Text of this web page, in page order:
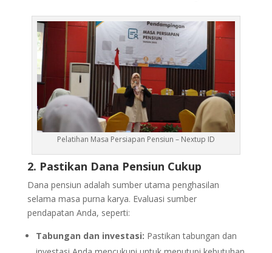
Pelatihan Masa Persiapan Pensiun – Nextup ID
2. Pastikan Dana Pensiun Cukup
Dana pensiun adalah sumber utama penghasilan
selama masa purna karya. Evaluasi sumber
pendapatan Anda, seperti:
Tabungan dan investasi: Pastikan tabungan dan